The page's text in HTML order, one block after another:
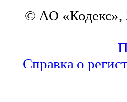
© АО «Кодекс»,
Справка о